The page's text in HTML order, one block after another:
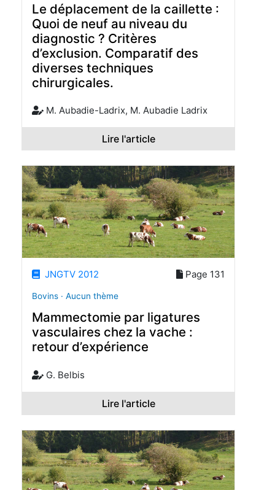
Le déplacement de la caillette :
Quoi de neuf au niveau du
diagnostic ? Critères
d’exclusion. Comparatif des
diverses techniques
chirurgicales.
M. Aubadie-Ladrix, M. Aubadie Ladrix
Lire l'article
JNGTV 2012 Page 131
Bovins · Aucun thème
Mammectomie par ligatures
vasculaires chez la vache :
retour d’expérience
G. Belbis
Lire l'article